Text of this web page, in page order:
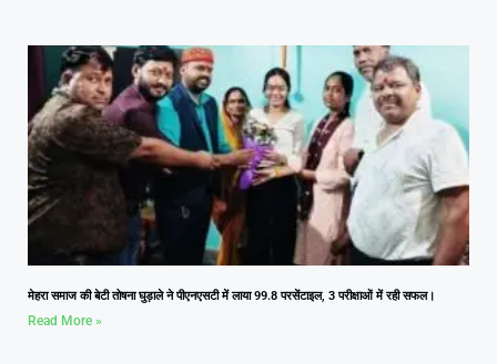
मेहरा समाज की बेटी तोषना घुड़ाले ने पीएनएसटी में लाया 99.8 परसेंटाइल, 3 परीक्षाओं में रही सफल।
Read More »